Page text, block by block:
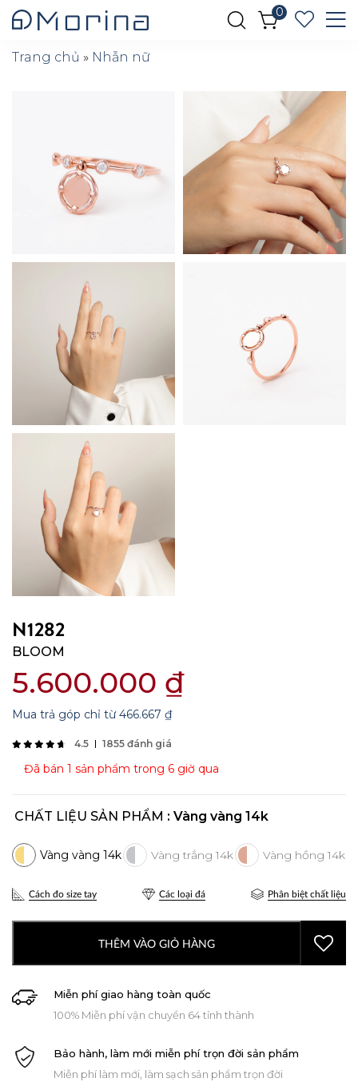
0
Trang chủ » Nhẫn nữ
N1282
BLOOM
5.600.000 ₫
Mua trả góp chỉ từ466.667 ₫
4.5 1855 đánh giá
Đã bán 1 sản phẩm trong 6 giờ qua
CHẤT LIỆU SẢN PHẨM : Vàng vàng 14k
Cách đo size tay Các loại đá Phân biệt chất liệu
THÊM VÀO GIỎ HÀNG
Miễn phí giao hàng toàn quốc
100% Miễn phí vận chuyển 64 tỉnh thành
Bảo hành, làm mới miễn phí trọn đời sản phẩm
Miễn phí làm mới, làm sạch sản phẩm trọn đời